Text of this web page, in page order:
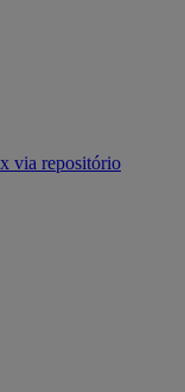
via repositório